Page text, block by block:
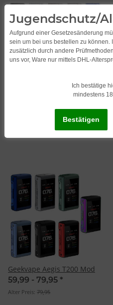
Geekvape Aegis Legend 3
Geekvape Aegis T200 Mod
59,99 - 79,95 *
Alter Preis: 79,95
Jugendschutz/
Aufgrund einer Gesetzesänderung
sein um bei uns bestellen zu können.
zusätzlich durch andere
uns vor, Ware nur mittels DHL-
Ich bestätige
mindestens